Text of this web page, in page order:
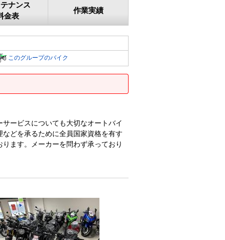
ナンス
金表
作業実績
このグループのバイク
ービスについても大切なオートバイ
どを承るために全員国家資格を有す
ます。メーカーを問わず承っており